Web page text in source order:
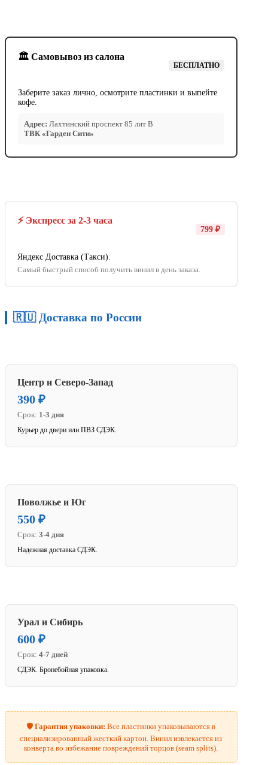
🏛️ Самовывоз из салона
БЕСПЛАТНО
Заберите заказ лично, осмотрите пластинки и выпейте
кофе.
Адрес: Лахтинский проспект 85 лит В
ТВК «Гарден Сити»
⚡ Экспресс за 2-3 часа
799 ₽
Яндекс Доставка (Такси).
Самый быстрый способ получить винил в день заказа.
🇷🇺 Доставка по России
Центр и Северо-Запад
390 ₽
Срок: 1-3 дня
Курьер до двери или ПВЗ СДЭК.
Поволжье и Юг
550 ₽
Срок: 3-4 дня
Надежная доставка СДЭК.
Урал и Сибирь
600 ₽
Срок: 4-7 дней
СДЭК. Бронебойная упаковка.
🛡️Гарантия упаковки: Все пластинки упаковываются в
специализированный жесткий картон. Винил извлекается из
конверта во избежание повреждений торцов (seam splits).